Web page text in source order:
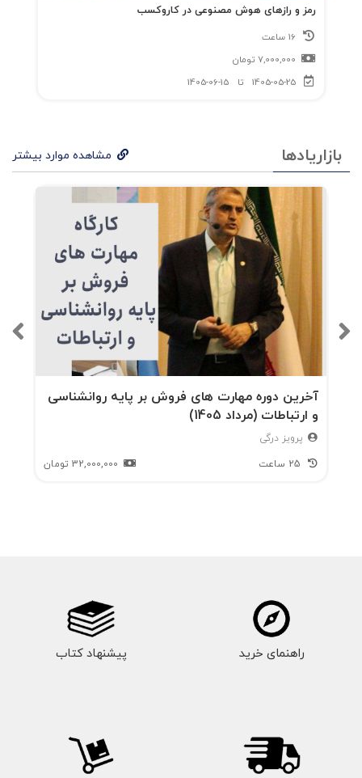
رمز و رازهای هوش مصنوعی در کاروکسب
7,000,000 تومان
1405-05-25
تا 1405-06-15
بازاریادها مشاهده موارد بیشتر
آخرین دوره مهارت های فروش بر پایه روانشناسی
و ارتباطات (مرداد 1405)
پرویز درگی
32,000,000 تومان
راهنمای خرید پیشنهاد کتاب